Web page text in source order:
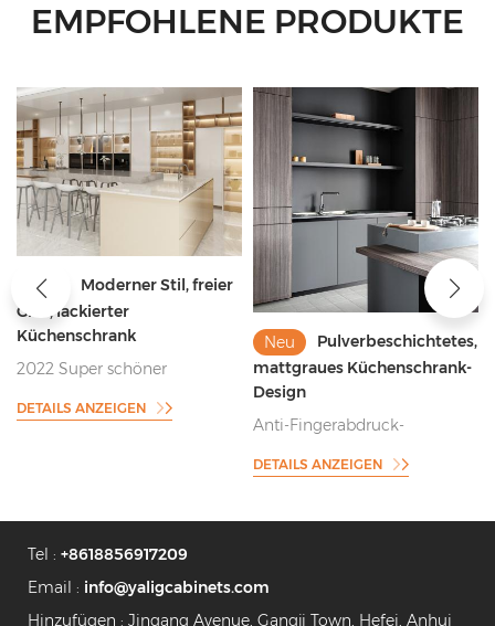
EMPFOHLENE PRODUKTE
Neu
Moderner Stil, freier
Griff, lackierter
Küchenschrank
2022 Super schöner
Griff
DETAILS ANZEIGEN
Neu
Pulverbeschichtetes,
mattgraues Küchenschrank-
Design
Anti-Fingerabdruck-
grauen Küchenschrank-Stil
DETAILS ANZEIGEN
Tel : +8618856917209
Email : info@yaligcabinets.com
Hinzufügen : Jingang Avenue, Gangji Town, Hefei, Anhui